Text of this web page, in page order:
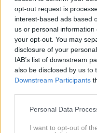
opt-out request is
interest-based ads based
us or personal
your opt-out. You may
disclosure of your
IAB’s list of downstream
also be disclosed by us to
Downstream Participants
Please note that this
not limited to your visit or
Personal Data
I want to opt-out of
nasičenimi
spanca.
Ljudje, ki uživajo
vsebnostjo dodanega
težje zaspijo in imajo
Sedeč način